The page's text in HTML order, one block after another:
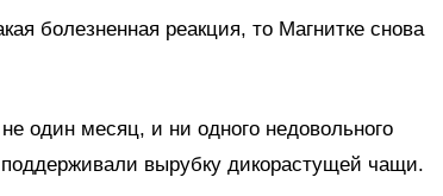
болезненная реакция, то Магнитке снова
один месяц, и ни одного недовольного
вырубку дикорастущей чащи.